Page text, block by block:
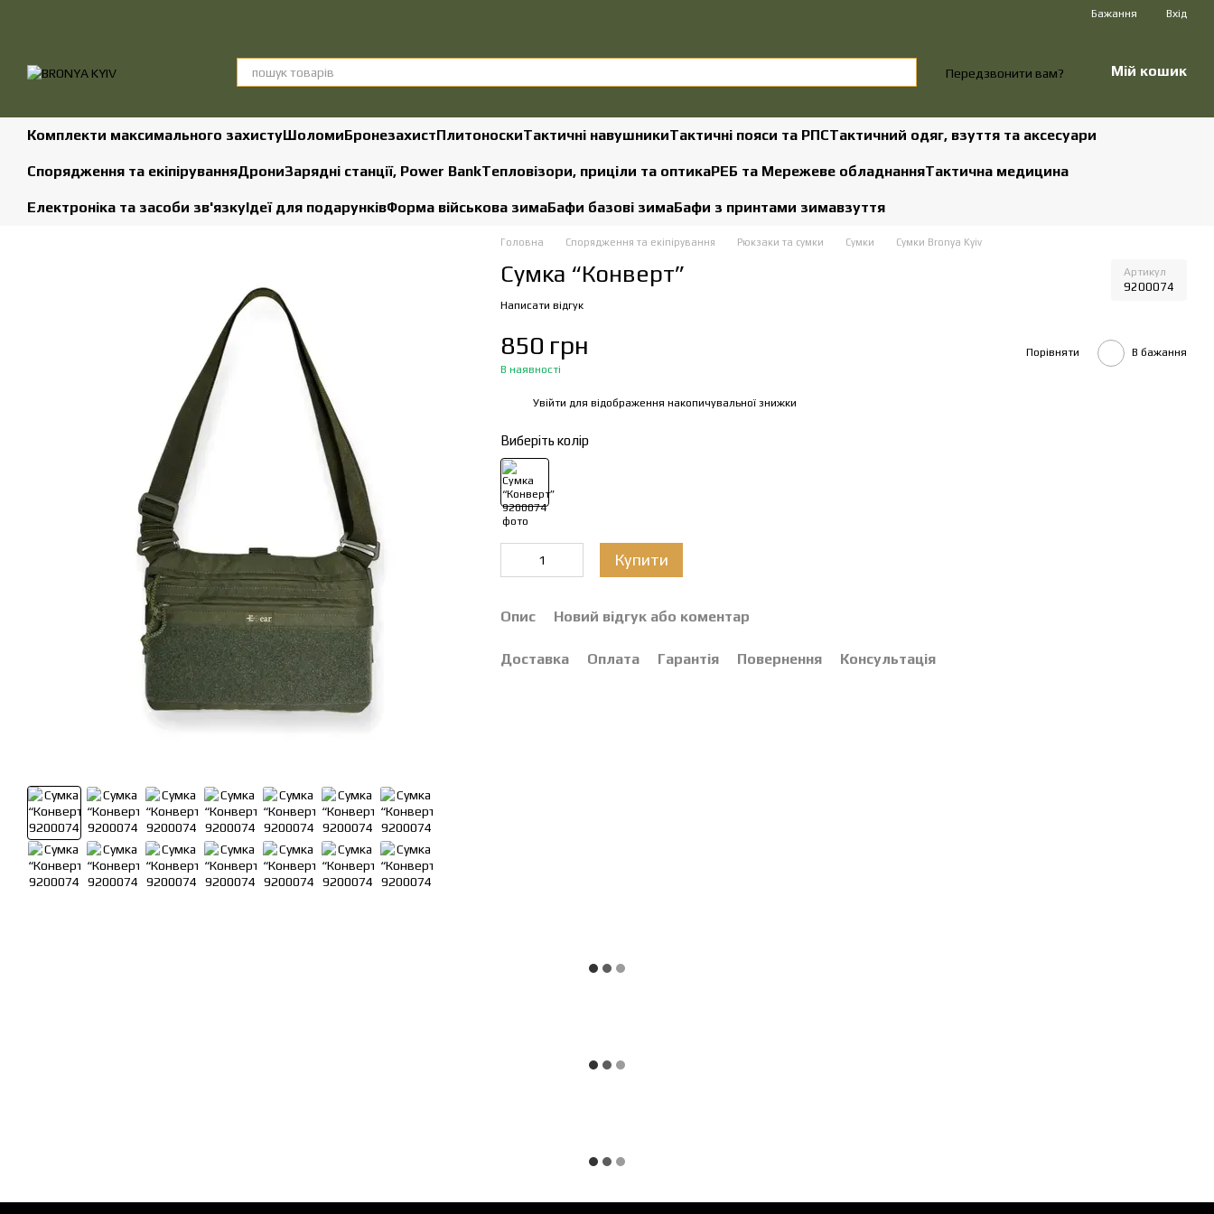
Бажання Вхід
Передзвонити вам? Мій кошик
Комплекти максимального захистуШоломиБронезахистПлитоноскиТактичні навушникиТактичні пояси та РПСТактичний одяг, взуття та аксесуари
Спорядження та екіпіруванняДрониЗарядні станції, Power BankТепловізори, приціли та оптикаРЕБ та Мережеве обладнанняТактична медицина
Електроніка та засоби зв'язкуІдеї для подарунківФорма військова зимаБафи базові зимаБафи з принтами зимавзуття
Головна Спорядження та екіпірування Рюкзаки та сумки Сумки Сумки Bronya Kyiv
Сумка “Конверт” Артикул
9200074
Написати відгук
850 грн
В наявності
Порівняти В бажання
Увійти для відображення накопичувальної знижки
Виберіть колір
Купити
Опис Новий відгук або коментар
Доставка Оплата Гарантія Повернення Консультація